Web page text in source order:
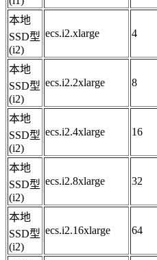
本地
SSD型
(i2)
ecs.i2.xlarge 4
本地
SSD型
(i2)
ecs.i2.2xlarge 8
本地
SSD型
(i2)
ecs.i2.4xlarge 16
本地
SSD型
(i2)
ecs.i2.8xlarge 32
本地
SSD型
(i2)
ecs.i2.16xlarge 64